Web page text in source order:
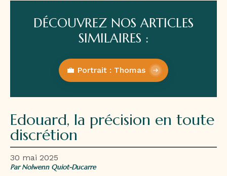
Edouard, la précision en toute
discrétion
30 mai 2025
Par Nolwenn Quiot-Ducarre
DÉCOUVREZ NOS ARTICLES
SIMILAIRES :
💼 Portrait : Thomas